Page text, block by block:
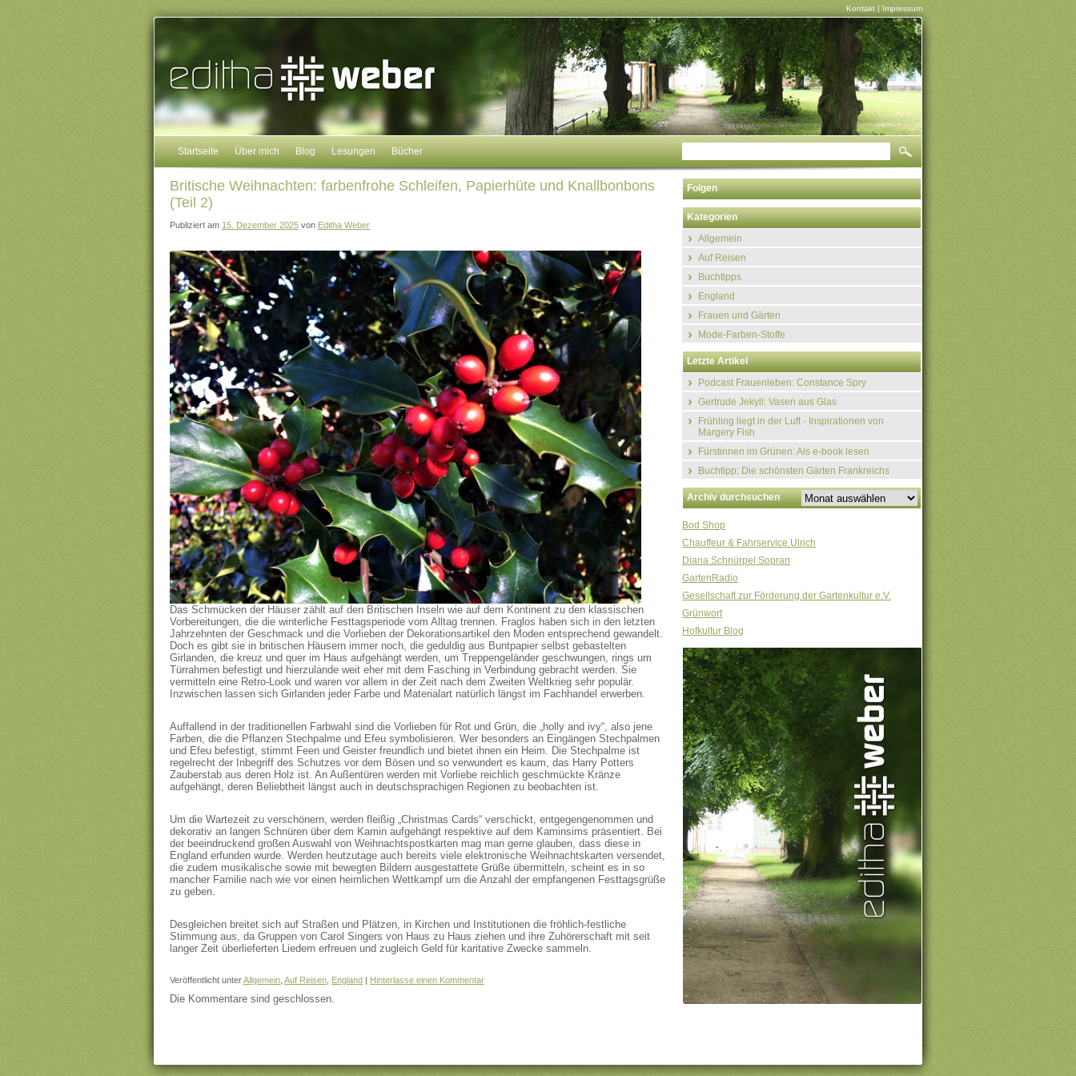
Kontakt | Impressum
Startseite Über mich Blog Lesungen Bücher
Britische Weihnachten: farbenfrohe Schleifen, Papierhüte und Knallbonbons
(Teil 2)
Publiziert am 15. Dezember 2025 von Editha Weber
Das Schmücken der Häuser zählt auf den Britischen Inseln wie auf dem Kontinent zu den klassischen
Vorbereitungen, die die winterliche Festtagsperiode vom Alltag trennen. Fraglos haben sich in den letzten
Jahrzehnten der Geschmack und die Vorlieben der Dekorationsartikel den Moden entsprechend gewandelt.
Doch es gibt sie in britischen Häusern immer noch, die geduldig aus Buntpapier selbst gebastelten
Girlanden, die kreuz und quer im Haus aufgehängt werden, um Treppengeländer geschwungen, rings um
Türrahmen befestigt und hierzulande weit eher mit dem Fasching in Verbindung gebracht werden. Sie
vermitteln eine Retro-Look und waren vor allem in der Zeit nach dem Zweiten Weltkrieg sehr populär.
Inzwischen lassen sich Girlanden jeder Farbe und Materialart natürlich längst im Fachhandel erwerben.
Auffallend in der traditionellen Farbwahl sind die Vorlieben für Rot und Grün, die „holly and ivy“, also jene
Farben, die die Pflanzen Stechpalme und Efeu symbolisieren. Wer besonders an Eingängen Stechpalmen
und Efeu befestigt, stimmt Feen und Geister freundlich und bietet ihnen ein Heim. Die Stechpalme ist
regelrecht der Inbegriff des Schutzes vor dem Bösen und so verwundert es kaum, das Harry Potters
Zauberstab aus deren Holz ist. An Außentüren werden mit Vorliebe reichlich geschmückte Kränze
aufgehängt, deren Beliebtheit längst auch in deutschsprachigen Regionen zu beobachten ist.
Um die Wartezeit zu verschönern, werden fleißig „Christmas Cards“ verschickt, entgegengenommen und
dekorativ an langen Schnüren über dem Kamin aufgehängt respektive auf dem Kaminsims präsentiert. Bei
der beeindruckend großen Auswahl von Weihnachtspostkarten mag man gerne glauben, dass diese in
England erfunden wurde. Werden heutzutage auch bereits viele elektronische Weihnachtskarten versendet,
die zudem musikalische sowie mit bewegten Bildern ausgestattete Grüße übermitteln, scheint es in so
mancher Familie nach wie vor einen heimlichen Wettkampf um die Anzahl der empfangenen Festtagsgrüße
zu geben.
Desgleichen breitet sich auf Straßen und Plätzen, in Kirchen und Institutionen die fröhlich-festliche
Stimmung aus, da Gruppen von Carol Singers von Haus zu Haus ziehen und ihre Zuhörerschaft mit seit
langer Zeit überlieferten Liedern erfreuen und zugleich Geld für karitative Zwecke sammeln.
Veröffentlicht unterAllgemein Auf Reisen England Hinterlasse einen Kommentar
Die Kommentare sind geschlossen.
Folgen
Kategorien
Allgemein
Auf Reisen
Buchtipps
England
Frauen und Gärten
Mode-Farben-Stoffe
Letzte Artikel
Podcast Frauenleben: Constance Spry
Gertrude Jekyll: Vasen aus Glas
Frühling liegt in der Luft - Inspirationen von
Margery Fish
Fürstinnen im Grünen: Als e-book lesen
Buchtipp: Die schönsten Gärten Frankreichs
Archiv durchsuchen
Bod Shop
Chauffeur & Fahrservice Ulrich
Diana Schnürpel Sopran
GartenRadio
Gesellschaft zur Förderung der Gartenkultur e.V.
Grünwort
Hofkultur Blog